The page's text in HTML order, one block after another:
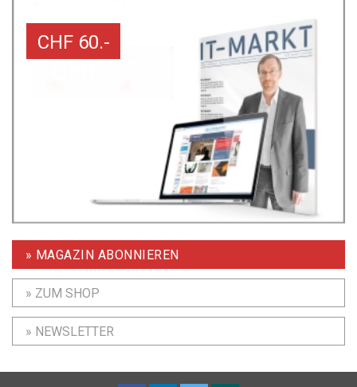
CHF 60.-
» MAGAZIN ABONNIEREN
» ZUM SHOP
» NEWSLETTER